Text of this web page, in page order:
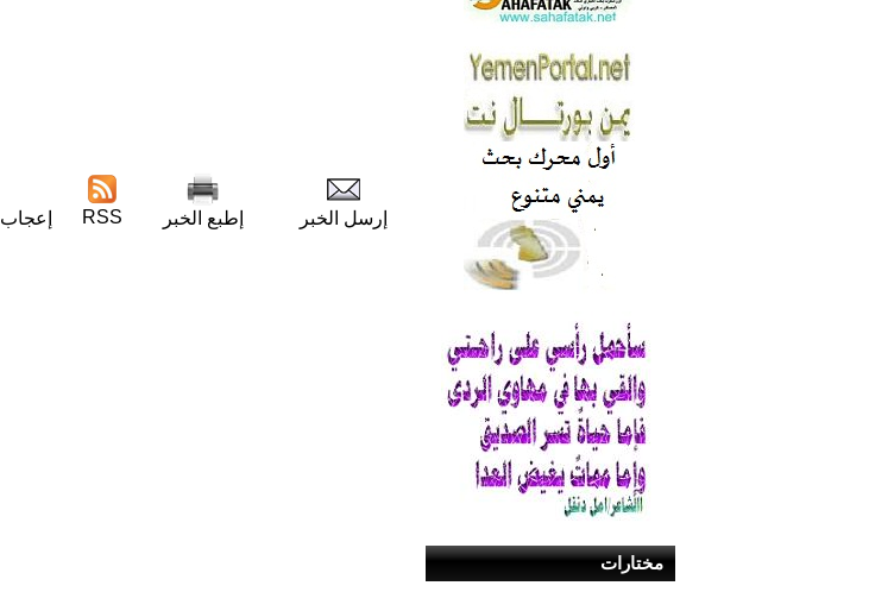
مختارات
إرسل الخبر إطبع الخبر RSS إعجاب